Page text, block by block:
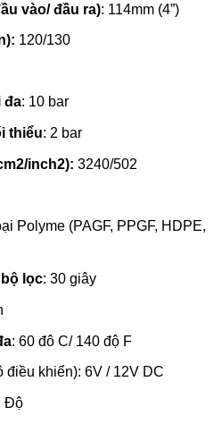
vào/ đầu ra): 114mm (4”)
120/130
đa: 10 bar
thiểu: 2 bar
inch2): 3240/502
Polyme (PAGF, PPGF, HDPE,
lọc: 30 giây
: 60 đô C/ 140 độ F
khiển): 6V / 12V DC
Độ